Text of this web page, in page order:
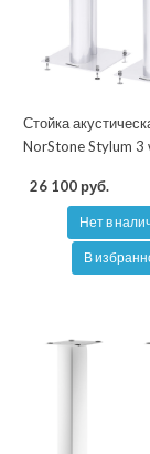
Стойка
NorStone Stylum 3
26 100 руб.
Нет в
В